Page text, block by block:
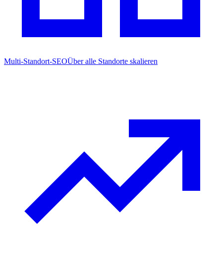
Multi-Standort-SEOÜber alle Standorte skalieren